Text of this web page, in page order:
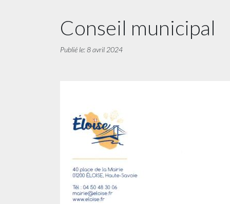
Conseil municipal
Publié le: 8 avril 2024